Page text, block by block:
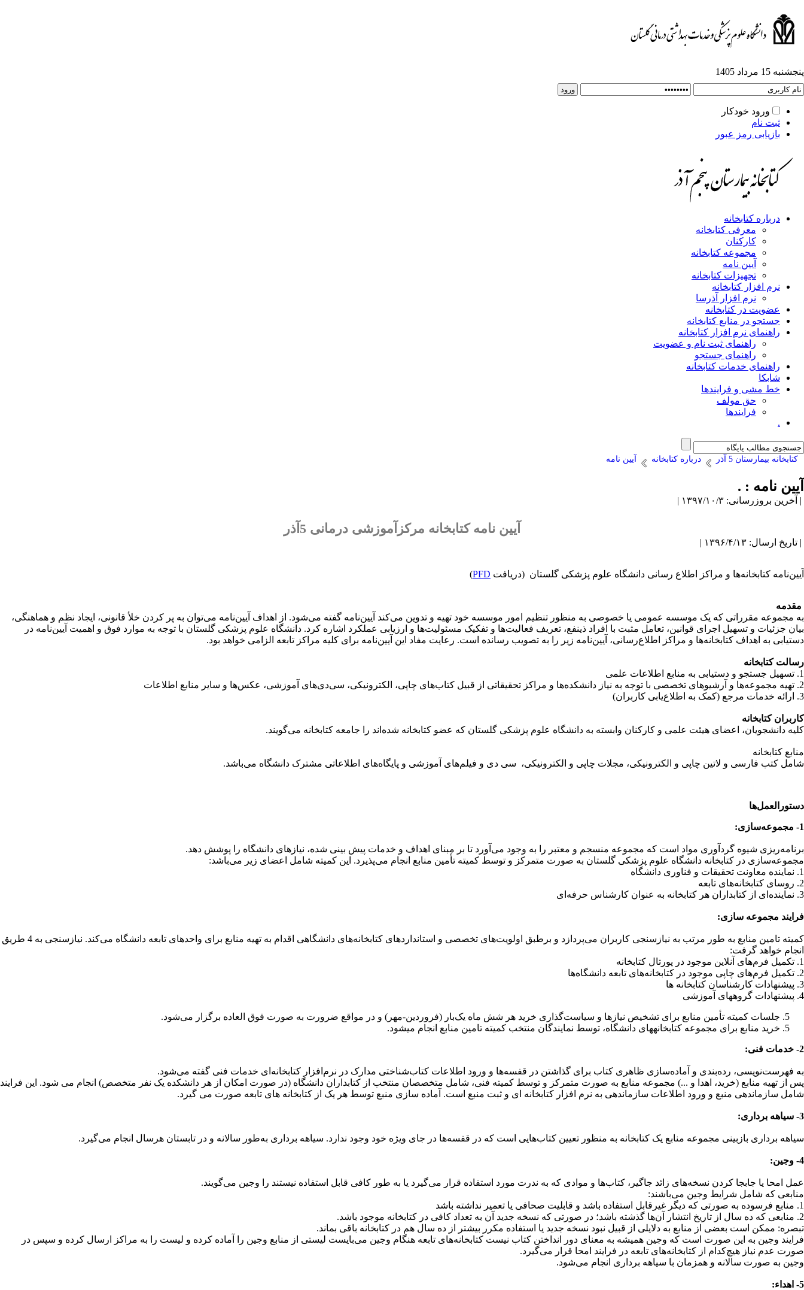
پنجشنبه 15 مرداد 1405
ورود خودکار
ثبت نام
بازیابی رمز عبور
درباره کتابخانه
معرفی کتابخانه
کارکنان
مجموعه کتابخانه
آیین نامه
تجهیزات کتابخانه
نرم افزار کتابخانه
نرم افزار آذرسا
عضویت در کتابخانه
جستجو در منابع کتابخانه
راهنمای نرم افزار کتابخانه
راهنمای ثبت نام و عضویت
راهنمای جستجو
راهنمای خدمات کتابخانه
شابکا
خط مشی و فرایندها
حق مولف
فرایندها
.
کتابخانه بیمارستان 5 آذر درباره کتابخانه آیین نامه
آیین نامه : .
| آخرین بروزرسانی: ۱۳۹۷/۱۰/۳ |
آیین نامه کتابخانه مرکزآموزشی درمانی 5آذر
| تاریخ ارسال: ۱۳۹۶/۴/۱۳ |
آیین‌نامه کتابخانه‌ها و مراکز اطلاع ­رسانی دانشگاه علوم پزشکی گلستان (دریافت PFD
)
مقدمه
به مجموعه مقرراتی که یک موسسه عمومی یا خصوصی به منظور تنظیم امور موسسه خود تهیه و تدوین می‌کند آیین‌نامه گفته می‌شود. از اهداف آیین‌نامه می‌توان به پر کردن خلأ قانونی، ایجاد نظم و هماهنگی،
بیان جزئیات و تسهیل اجرای قوانین، تعامل مثبت با افراد ذینفع، تعریف فعالیت‌ها و تفکیک مسئولیت‌ها و ارزیابی عملکرد اشاره کرد. دانشگاه علوم پزشکی گلستان با توجه به موارد فوق و اهمیت آیین‌نامه در
دستیابی به اهداف کتابخانه‌ها و مراکز اطلاع‌رسانی، آیین‌نامه زیر را به تصویب رسانده است. رعایت مفاد این آیین‌نامه برای کلیه مراکز تابعه الزامی خواهد بود.
رسالت کتابخانه
1. تسهیل جستجو و دستیابی به منابع اطلاعات علمی
2. تهیه مجموعه‌ها و آرشیوهای تخصصی با توجه به نیاز دانشکده‌ها و مراکز تحقیقاتی از قبیل کتاب‌های چاپی، الکترونیکی، سی‌دی‌های آموزشی، عکس‌ها و سایر منابع اطلاعات
3. ارائه خدمات مرجع (کمک به اطلاع‌یابی کاربران)
کاربران کتابخانه
کلیه دانشجویان، اعضای هیئت علمی و کارکنان وابسته به دانشگاه علوم پزشکی گلستان که عضو کتابخانه شده‌اند را جامعه کتابخانه می‌گویند.
منابع کتابخانه
شامل کتب فارسی و لاتین چاپی و الکترونیکی، مجلات چاپی و الکترونیکی، سی دی و فیلم‌های آموزشی و پایگاه‌های اطلاعاتی مشترک دانشگاه می‌باشد.
دستورالعمل‌ها
1- مجموعه‌سازی:
برنامه‌ریزی شیوه گردآوری مواد است که مجموعه منسجم و معتبر را به وجود می‌آورد تا بر مبنای اهداف و خدمات پیش بینی شده، نیازهای دانشگاه را پوشش دهد.
مجموعه‌سازی در کتابخانه دانشگاه علوم پزشکی گلستان به صورت متمرکز و توسط کمیته تأمین منابع انجام می‌پذیرد. این کمیته شامل اعضای زیر می‌باشد:
1. نماینده معاونت تحقیقات و فناوری دانشگاه
2. روسای کتابخانه‌های تابعه
3. نماینده‌ای از کتابداران هر کتابخانه به عنوان کارشناس حرفه‌ای
فرایند مجموعه سازی:
کمیته تامین منابع به طور مرتب به نیازسنجی کاربران می‌پردازد و برطبق اولویت‌های تخصصی و استانداردهای کتابخانه‌های دانشگاهی اقدام به تهیه منابع برای واحدهای تابعه دانشگاه می‌کند. نیازسنجی به 4 طریق
انجام خواهد گرفت:
1. تکمیل فرم‌های آنلاین موجود در پورتال کتابخانه
2. تکمیل فرم‌های چاپی موجود در کتابخانه‌های تابعه دانشگاه‌ها
3. پیشنهادات کارشناسان کتابخانه­ ها
4. پیشنهادات گروه­های آموزشی
جلسات کمیته تأمین منابع برای تشخیص نیازها و سیاست‌گذاری خرید هر شش ماه یک‌بار (فروردین-مهر) و در مواقع ضرورت به صورت فوق العاده برگزار می‌شود.
خرید منابع برای مجموعه کتابخانه­های دانشگاه، توسط نمایندگان منتخب کمیته تامین منابع انجام می­شود.
2- خدمات فنی:
به فهرست‌نویسی، رده‌بندی و آماده‌سازی ظاهری کتاب برای گذاشتن در قفسه‌ها و ورود اطلاعات کتاب‌شناختی مدارک در نرم‌افزار کتابخانه‌ای خدمات فنی گفته می‌شود.
پس از تهیه منابع (خرید، اهدا و ...) مجموعه منابع به صورت متمرکز و توسط کمیته فنی، شامل متخصصان منتخب از کتابداران دانشگاه (در صورت امکان از هر دانشکده یک نفر متخصص) انجام می شود. این فرایند
شامل سازماندهی منبع و ورود اطلاعات سازماندهی به نرم ­افزار کتابخانه­ ای و ثبت منبع است. آماده سازی منبع توسط هر یک از کتابخانه­ های تابعه صورت می­ گیرد.
3- سیاهه برداری:
سیاهه برداری بازبینی مجموعه منابع یک کتابخانه به منظور تعیین کتاب‌هایی است که در قفسه‌ها در جای ویژه خود وجود ندارد. سیاهه برداری به‌طور سالانه و در تابستان هرسال انجام می‌گیرد.
4- وجین:
عمل امحا یا جابجا کردن نسخه‌های زائد جاگیر، کتاب‌ها و موادی که به ندرت مورد استفاده قرار می‌گیرد یا به طور کافی قابل استفاده نیستند را وجین می‌گویند.
منابعی که شامل شرایط وجین می‌باشند:
1. منابع فرسوده به صورتی که دیگر غیرقابل استفاده باشد و قابلیت صحافی یا تعمیر نداشته باشد
2. منابعی که ده سال از تاریخ انتشار آن‌ها گذشته باشد؛ در صورتی که نسخه جدید آن به تعداد کافی در کتابخانه موجود باشد.
تبصره: ممکن است بعضی از منابع به دلایلی از قبیل نبود نسخه جدید یا استفاده مکرر بیشتر از ده سال هم در کتابخانه باقی بماند.
فرایند وجین به این صورت است که وجین همیشه به معنای دور انداختن کتاب نیست کتابخانه‌های تابعه هنگام وجین می‌بایست لیستی از منابع وجین را آماده کرده و لیست را به مراکز ارسال کرده و سپس در
صورت عدم نیاز هیچ‌کدام از کتابخانه‌های تابعه در فرایند امحا قرار می‌گیرد.
وجین به صورت سالانه و همزمان با سیاهه برداری انجام می‌شود.
5- اهداء: